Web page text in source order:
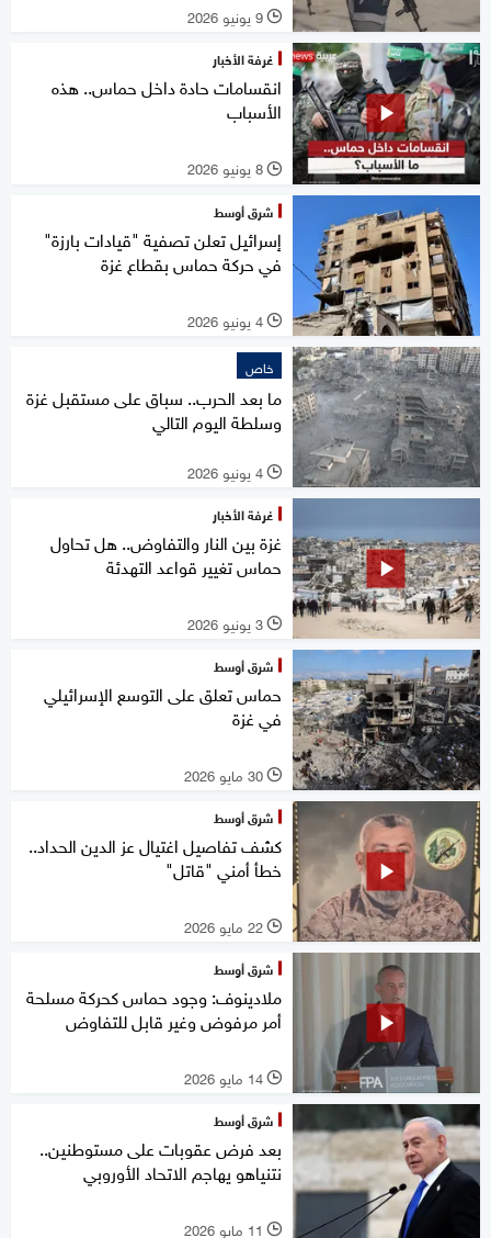
l 9 يونيو 2026
غرفة الأخبار
انقسامات حادة داخل حماس.. هذه
الأسباب
l 8 يونيو 2026
شرق أوسط
إسرائيل تعلن تصفية "قيادات بارزة"
في حركة حماس بقطاع غزة
l 4 يونيو 2026
خاص
ما بعد الحرب.. سباق على مستقبل غزة
وسلطة اليوم التالي
l 4 يونيو 2026
غرفة الأخبار
غزة بين النار والتفاوض.. هل تحاول
حماس تغيير قواعد التهدئة
l 3 يونيو 2026
شرق أوسط
حماس تعلق على التوسع الإسرائيلي
في غزة
l 30 مايو 2026
شرق أوسط
كشف تفاصيل اغتيال عز الدين الحداد..
خطأ أمني "قاتل"
l 22 مايو 2026
شرق أوسط
ملادينوف: وجود حماس كحركة مسلحة
أمر مرفوض وغير قابل للتفاوض
l 14 مايو 2026
شرق أوسط
بعد فرض عقوبات على مستوطنين..
نتنياهو يهاجم الاتحاد الأوروبي
l 11 مايو 2026